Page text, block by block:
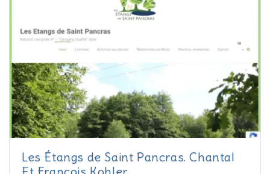
Les Étangs de Saint Pancras. Chantal